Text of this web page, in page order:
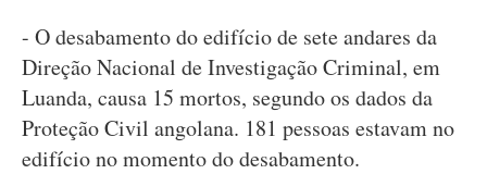
- O desabamento do edifício de sete andares da
Direção Nacional de Investigação Criminal, em
Luanda, causa 15 mortos, segundo os dados da
Proteção Civil angolana. 181 pessoas estavam no
edifício no momento do desabamento.